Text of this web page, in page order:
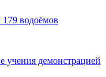
водоёмов
учения демонстрацией